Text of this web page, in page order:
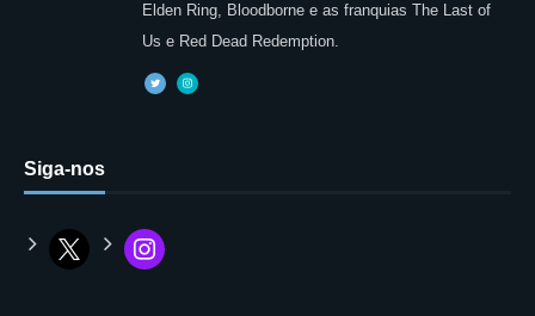
Elden Ring, Bloodborne e as franquias The Last of
Us e Red Dead Redemption.
Siga-nos